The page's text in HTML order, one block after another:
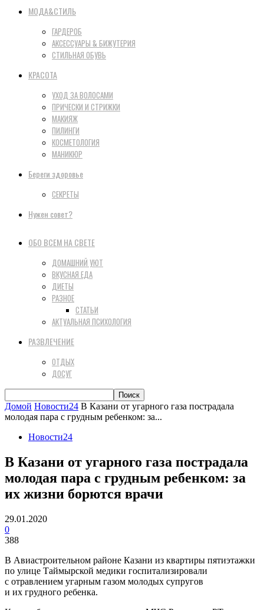
МОДА&СТИЛЬ
ГАРДЕРОБ
АКСЕССУАРЫ & БИЖУТЕРИЯ
СТИЛЬНАЯ ОБУВЬ
КРАСОТА
УХОД ЗА ВОЛОСАМИ
ПРИЧЕСКИ И СТРИЖКИ
МАКИЯЖ
ПИЛИНГИ
КОСМЕТОЛОГИЯ
МАНИКЮР
Береги здоровье
СЕКРЕТЫ
Нужен совет?
ОБО ВСЕМ НА СВЕТЕ
ДОМАШНИЙ УЮТ
ВКУСНАЯ ЕДА
ДИЕТЫ
РАЗНОЕ
СТАТЬИ
АКТУАЛЬНАЯ ПСИХОЛОГИЯ
РАЗВЛЕЧЕНИЕ
ОТДЫХ
ДОСУГ
Домой Новости24 В Казани от угарного газа пострадала
молодая пара с грудным ребенком: за...
Новости24
В Казани от угарного газа пострадала
молодая пара с грудным ребенком: за
их жизни борются врачи
29.01.2020
0
388
В Авиастроительном районе Казани из квартиры пятиэтажки
по улице Таймырской медики госпитализировали
с отравлением угарным газом молодых супругов
и их грудного ребенка.